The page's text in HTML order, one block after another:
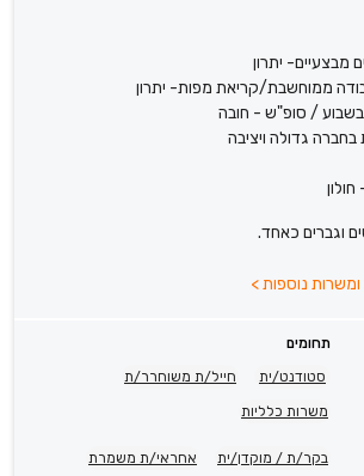
מבצעיים- יתרון
ממוחשבת/קריאת מפות- יתרון
גדולה ויציבה
וגברים כאחד.
נוספות>
תחומים
סטודנט/ית חייל/ת משוחרר/ת
משרות כלליות
בקר/ת / מוקדן/ית אחראי/ת משמרת